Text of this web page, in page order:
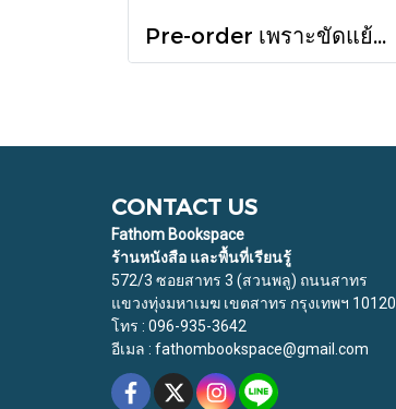
Pre-order เพราะขัดแย้งจึงเป็นประวัติศาสตร์ "ไทย-กัมพูชา" กับความสัมพันธ์หวานปนขม / มติชน
CONTACT US
Fathom Bookspace
ร้านหนังสือ และพื้นที่เรียนรู้
572/3 ซอยสาทร 3 (สวนพลู) ถนนสาทร
แขวงทุ่งมหาเมฆ เขตสาทร กรุงเทพฯ 10120
โทร : 096-935-3642
อีเมล : fathombookspace@gmail.com